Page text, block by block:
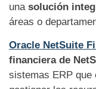
una solución
áreas o
Oracle NetSuite
financiera de
sistemas ERP que